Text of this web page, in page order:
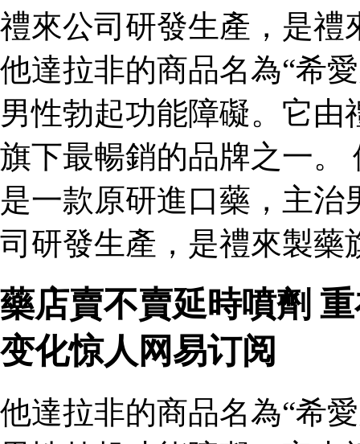
禮來公司研發生產，是禮
他達拉非的商品名為“希
男性勃起功能障礙。它
旗下最暢銷的品牌之一。
是一款原研進口藥，主
司研發生產，是禮來製藥
藥店賣不賣延時噴劑
变化惊人网易订阅
他達拉非的商品名為“希